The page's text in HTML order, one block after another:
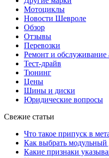
Мотоциклы
Новости Шевроле
Обзор
Отзывы
Перевозки
Ремонт и обслуживание
Тест-драйв
Тюнинг
Цены
Шины и диски
Юридические вопросы
Свежие статьи
Что такое припуск в
Как выбрать
Какие признаки